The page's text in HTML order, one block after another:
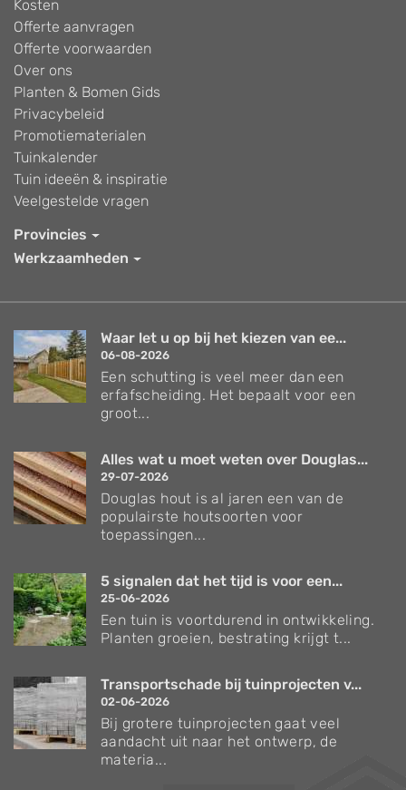
Kosten
Offerte aanvragen
Offerte voorwaarden
Over ons
Planten & Bomen Gids
Privacybeleid
Promotiematerialen
Tuinkalender
Tuin ideeën & inspiratie
Veelgestelde vragen
Provincies
Werkzaamheden
Waar let u op bij het kiezen van ee...
06-08-2026
Een schutting is veel meer dan een
erfafscheiding. Het bepaalt voor een
groot...
Alles wat u moet weten over Douglas...
29-07-2026
Douglas hout is al jaren een van de
populairste houtsoorten voor
toepassingen...
5 signalen dat het tijd is voor een...
25-06-2026
Een tuin is voortdurend in ontwikkeling.
Planten groeien, bestrating krijgt t...
Transportschade bij tuinprojecten v...
02-06-2026
Bij grotere tuinprojecten gaat veel
aandacht uit naar het ontwerp, de
materia...